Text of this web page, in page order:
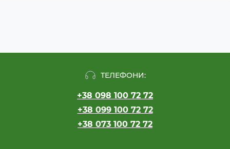
ТЕЛЕФОНИ:
+38 098 100 72 72
+38 099 100 72 72
+38 073 100 72 72